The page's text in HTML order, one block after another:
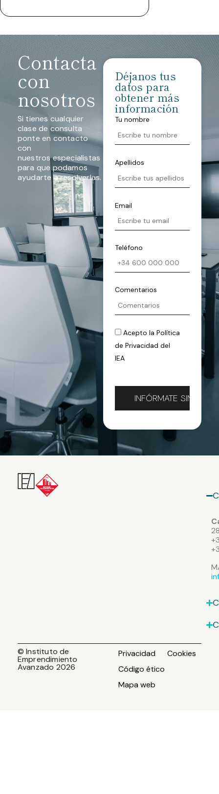
Contacta
con
nosotros
Si tienes cualquier
clase de consulta
ponte en contacto
con
nuestros especialistas
para que podamos
ayudarte a resolverlas.
Déjanos tus
datos para
obtener más
información
Tu nombre
Apellidos
Email
Teléfono
Comentarios
Acepto laPolítica
de Privacidad del
IEA
© Instituto de
Emprendimiento
Avanzado 2026
Privacidad
Cookies
Código ético
Mapa web